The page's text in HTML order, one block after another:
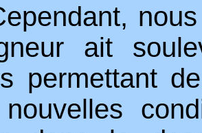
ait
permettant